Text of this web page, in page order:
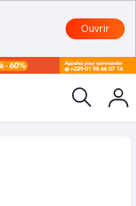
Ouvrir